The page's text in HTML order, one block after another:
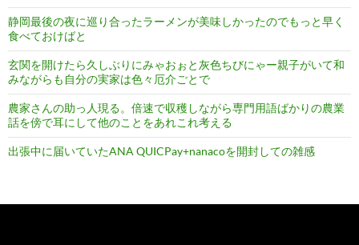
静岡最後の夜に巡り合ったラーメンが美味しかったのでもっと早く
食べておけばと
玄関を開けたら久しぶりにみゃおぉと灰色ちびにゃー親子がいて和
みながらも自分の実家は色々厄介ごとで
農家さんの助っ人現る。倍速で収穫しながら専門用語ばかりの農業
話を傍で耳にして他のことをあれこれ考える
出張中に届いていたANA QUICPay+nanacoを開封しての雑感